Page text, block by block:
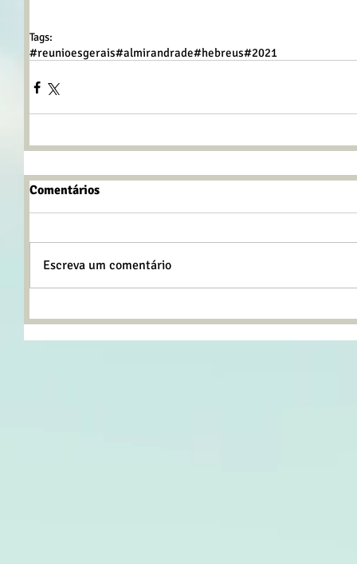
Tags:
#reunioesgerais#almirandrade#hebreus#2021
Comentários
Escreva um comentário